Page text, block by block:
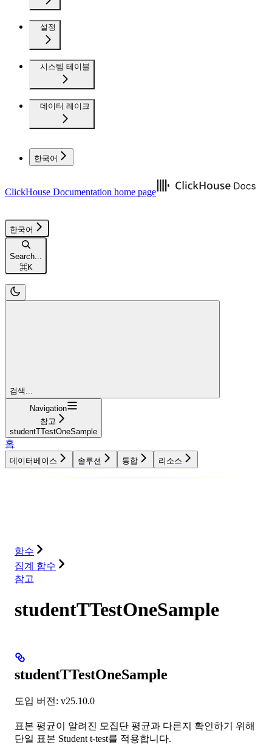
설정
시스템 테이블
데이터 레이크
한국어
ClickHouse Documentation home page
한국어
Search...
⌘K
검색...
Navigation
참고
studentTTestOneSample
홈
데이터베이스 솔루션 통합 리소스
함수
집계 함수
참고
studentTTestOneSample
studentTTestOneSample
도입 버전: v25.10.0
표본 평균이 알려진 모집단 평균과 다른지 확인하기 위해
단일 표본 Student t-test를 적용합니다.